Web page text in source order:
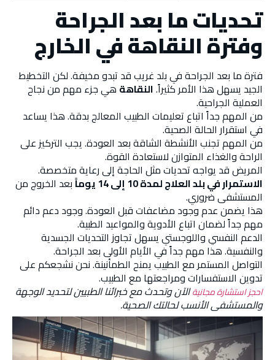
تحديات ما بعد الجراحة
وفترة النقاهة في الخارج
فترة ما بعد الجراحة في بلد غريب قد تبدو مخيفة. لكن التخطيط
الجيد يسهل هذا الأمر كثيراً.النقاهة هي جزء مهم من نجاح
العملية الجراحية.
من المهم جداً اتباع تعليمات الطبيب المعالج بدقة. هذا يساعد
في استقرار الحالة الصحية.
من المهم تجنب الأنشطة الشاقة بعد العودة. يجب التركيز على
الراحة والغذاء المتوازن لاستعادة القوة.
المريض قد يواجه تحديات مثل الحاجة إلى رعاية متخصصة.
الاستمرار في بلد العلاج لمدة 10 إلى 14 يوماً بعد الخروج من
المستشفى ضروري.
هذا يضمن عدم وجود مضاعفات قبل العودة. وجود دعم دائم
مهم جداً لضمان اتباع الأدوية والمواعيد الطبية.
الدعم النفسي واللوجستي يسهل تجاوز التحديات الجسدية
والنفسية. هذا مهم جداً في الأيام الأولى بعد الجراحة.
التواصل المستمر مع الطبيب يمنح الطمأنينة. نحن نشجعكم على
تدوين الاستفسارات ومراجعتها مع الطبيب.
احجز استشارة مجانيةالآن وتحدث مع خبرائنا الطبيين لتحديد الوجهة
والمستشفى الأنسب لحالتك الصحية.